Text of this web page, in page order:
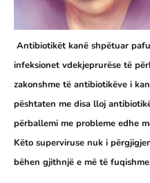
Antibiotikët kanë shpëtuar
infeksionet vdekjeprurëse të
zakonshme të antibiotikëve i
pështaten me disa lloj
përballemi me probleme edhe
Këto superviruse nuk i
bëhen gjithnjë e më të